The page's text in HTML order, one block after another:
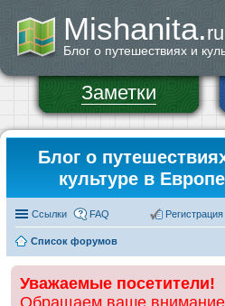
Mishanita.ru
Блог о путешествиях и
Заметки
Блог о
культуре в Европе
Ссылки FAQ Регистрация
Список форумов
Уважаемые посетители!
Обращаем ваше